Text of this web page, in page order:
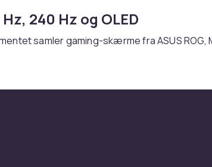
Hz, 240 Hz og OLED
samler gaming-skærme fra ASUS ROG,